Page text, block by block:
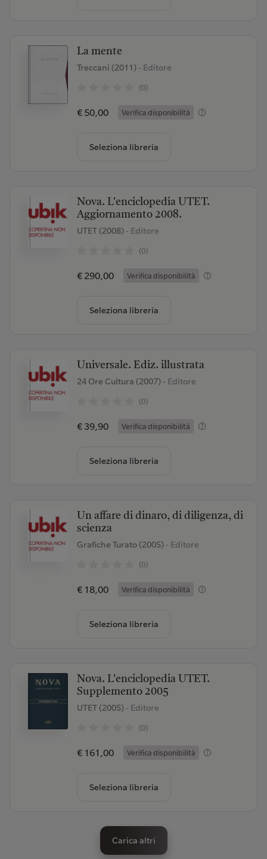
La mente
Treccani (2011)- Editore
(0)
€ 50,00 Verifica disponibilità
Seleziona libreria
Nova. L'enciclopedia UTET.
Aggiornamento 2008.
UTET (2008)- Editore
(0)
€ 290,00 Verifica disponibilità
Seleziona libreria
Universale. Ediz. illustrata
24 Ore Cultura (2007)- Editore
(0)
€ 39,90 Verifica disponibilità
Seleziona libreria
Un affare di dinaro, di diligenza, di
scienza
Grafiche Turato (2005)- Editore
(0)
€ 18,00 Verifica disponibilità
Seleziona libreria
Nova. L'enciclopedia UTET.
Supplemento 2005
UTET (2005)- Editore
(0)
€ 161,00 Verifica disponibilità
Seleziona libreria
Carica altri